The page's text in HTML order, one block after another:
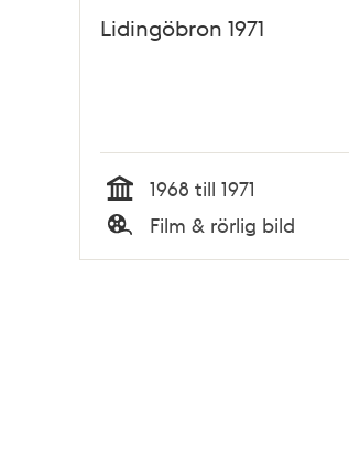
Lidingöbron 1971
Tid
1968 till 1971
Typ
Film & rörlig bild